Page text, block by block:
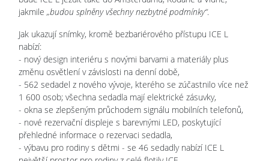
jakmile „budou splněny všechny nezbytné podmínky“.
Jak ukazují snímky, kromě bezbariérového přístupu ICE L
nabízí:
- nový design interiéru s novými barvami a materiály plus
změnu osvětlení v závislosti na denní době,
- 562 sedadel z nového vývoje, kterého se zúčastnilo více než
1 600 osob; všechna sedadla mají elektrické zásuvky,
- okna se zlepšeným průchodem signálu mobilních telefonů,
- nové rezervační displeje s barevnými LED, poskytující
přehledné informace o rezervaci sedadla,
- výbavu pro rodiny s dětmi - se 46 sedadly nabízí ICE L